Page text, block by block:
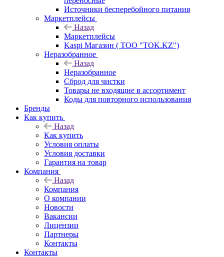
Источники бесперебойного питания
Маркетплейсы
Назад
Маркетплейсы
Kaspi Магазин ( ТОО "TOK.KZ")
Неразобранное
Назад
Неразобранное
Сброд для чистки
Товары не входящие в ассортимент
Коды для повторного использования
Бренды
Как купить
Назад
Как купить
Условия оплаты
Условия доставки
Гарантия на товар
Компания
Назад
Компания
О компании
Новости
Вакансии
Лицензии
Партнеры
Контакты
Контакты